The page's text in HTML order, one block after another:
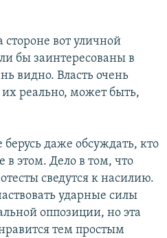
стороне вот уличной
бы заинтересованы в
видно. Власть очень
реально, может быть,
даже обсуждать, кто
в этом. Дело в том, что
сведутся к насилию.
ударные силы
оппозиции, но эта
тем простым